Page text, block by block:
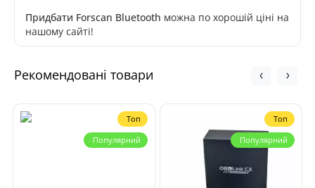
Придбати Forscan Bluetooth можна по хорошій ціні на
нашому сайті!
Рекомендовані товари
Топ
Популярний
Топ
Популярний